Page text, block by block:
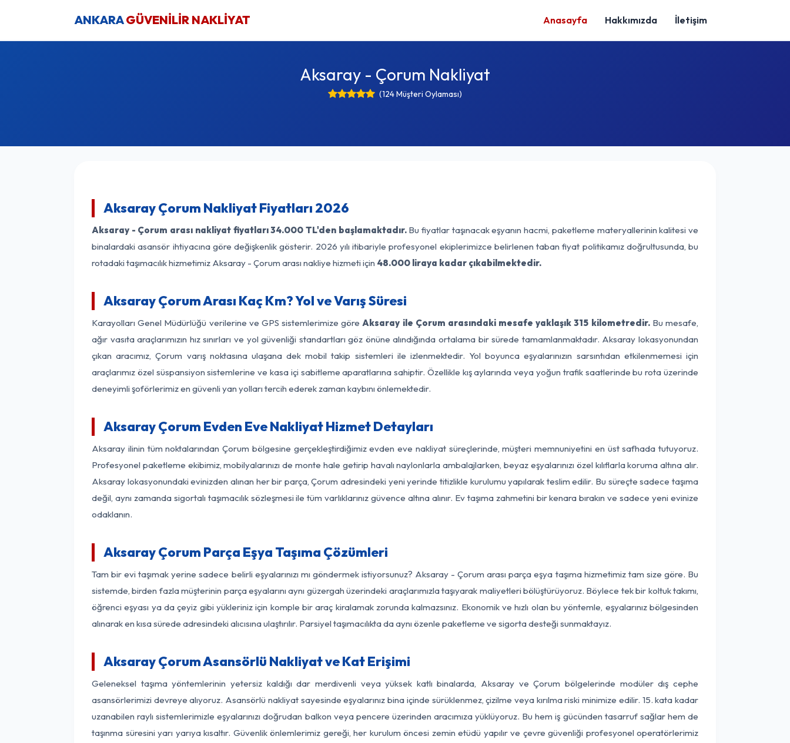
ANKARAGÜVENİLİR NAKLİYAT Anasayfa Hakkımızda İletişim
Aksaray - Çorum Nakliyat
(124 Müşteri Oylaması)
Aksaray Çorum Nakliyat Fiyatları 2026
Aksaray - Çorum arası nakliyat fiyatları34.000 TL'den başlamaktadır.Bu fiyatlar taşınacak eşyanın hacmi, paketleme materyallerinin kalitesi ve
binalardaki asansör ihtiyacına göre değişkenlik gösterir. 2026 yılı itibariyle profesyonel ekiplerimizce belirlenen taban fiyat politikamız doğrultusunda, bu
rotadaki taşımacılık hizmetimiz Aksaray - Çorum arası nakliye hizmeti için 48.000 liraya kadar çıkabilmektedir.
Aksaray Çorum Arası Kaç Km? Yol ve Varış Süresi
Karayolları Genel Müdürlüğü verilerine ve GPS sistemlerimize göreAksaray ile Çorum arasındaki mesafe yaklaşık 315 kilometredir.Bu mesafe,
ağır vasıta araçlarımızın hız sınırları ve yol güvenliği standartları göz önüne alındığında ortalama bir sürede tamamlanmaktadır. Aksaray lokasyonundan
çıkan aracımız, Çorum varış noktasına ulaşana dek mobil takip sistemleri ile izlenmektedir. Yol boyunca eşyalarınızın sarsıntıdan etkilenmemesi için
araçlarımız özel süspansiyon sistemlerine ve kasa içi sabitleme aparatlarına sahiptir. Özellikle kış aylarında veya yoğun trafik saatlerinde bu rota üzerinde
deneyimli şoförlerimiz en güvenli yan yolları tercih ederek zaman kaybını önlemektedir.
Aksaray Çorum Evden Eve Nakliyat Hizmet Detayları
Aksaray ilinin tüm noktalarından Çorum bölgesine gerçekleştirdiğimiz evden eve nakliyat süreçlerinde, müşteri memnuniyetini en üst safhada tutuyoruz.
Profesyonel paketleme ekibimiz, mobilyalarınızı de monte hale getirip havalı naylonlarla ambalajlarken, beyaz eşyalarınızı özel kılıflarla koruma altına alır.
Aksaray lokasyonundaki evinizden alınan her bir parça, Çorum adresindeki yeni yerinde titizlikle kurulumu yapılarak teslim edilir. Bu süreçte sadece taşıma
değil, aynı zamanda sigortalı taşımacılık sözleşmesi ile tüm varlıklarınız güvence altına alınır. Ev taşıma zahmetini bir kenara bırakın ve sadece yeni evinize
odaklanın.
Aksaray Çorum Parça Eşya Taşıma Çözümleri
Tam bir evi taşımak yerine sadece belirli eşyalarınızı mı göndermek istiyorsunuz? Aksaray - Çorum arası parça eşya taşıma hizmetimiz tam size göre. Bu
sistemde, birden fazla müşterinin parça eşyalarını aynı güzergah üzerindeki araçlarımızla taşıyarak maliyetleri bölüştürüyoruz. Böylece tek bir koltuk takımı,
öğrenci eşyası ya da çeyiz gibi yükleriniz için komple bir araç kiralamak zorunda kalmazsınız. Ekonomik ve hızlı olan bu yöntemle, eşyalarınız bölgesinden
alınarak en kısa sürede adresindeki alıcısına ulaştırılır. Parsiyel taşımacılıkta da aynı özenle paketleme ve sigorta desteği sunmaktayız.
Aksaray Çorum Asansörlü Nakliyat ve Kat Erişimi
Geleneksel taşıma yöntemlerinin yetersiz kaldığı dar merdivenli veya yüksek katlı binalarda, Aksaray ve Çorum bölgelerinde modüler dış cephe
asansörlerimizi devreye alıyoruz. Asansörlü nakliyat sayesinde eşyalarınız bina içinde sürüklenmez, çizilme veya kırılma riski minimize edilir. 15. kata kadar
uzanabilen raylı sistemlerimizle eşyalarınızı doğrudan balkon veya pencere üzerinden aracımıza yüklüyoruz. Bu hem iş gücünden tasarruf sağlar hem de
taşınma süresini yarı yarıya kısaltır. Güvenlik önlemlerimiz gereği, her kurulum öncesi zemin etüdü yapılır ve çevre güvenliği profesyonel operatörlerimiz